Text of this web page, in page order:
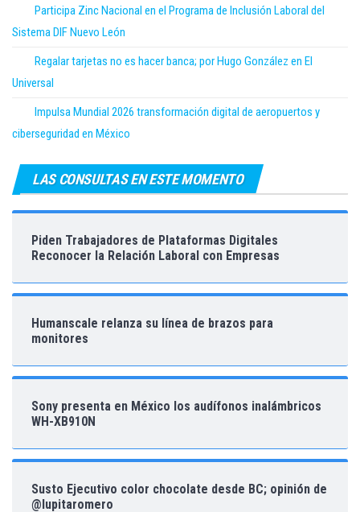
Participa Zinc Nacional en el Programa de Inclusión Laboral del
Sistema DIF Nuevo León
Regalar tarjetas no es hacer banca; por Hugo González en El
Universal
Impulsa Mundial 2026 transformación digital de aeropuertos y
ciberseguridad en México
LAS CONSULTAS EN ESTE MOMENTO
Piden Trabajadores de Plataformas Digitales
Reconocer la Relación Laboral con Empresas
Humanscale relanza su línea de brazos para
monitores
Sony presenta en México los audífonos inalámbricos
WH-XB910N
Susto Ejecutivo color chocolate desde BC; opinión de
@lupitaromero